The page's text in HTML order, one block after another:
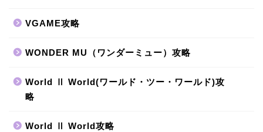
VGAME攻略
WONDER MU（ワンダーミュー）攻略
World Ⅱ World(ワールド・ツー・ワールド)攻
略
World Ⅱ World攻略